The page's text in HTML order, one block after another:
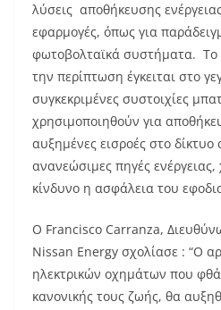
λύσεις αποθήκευσης
εφαρμογές, όπως για
φωτοβολταϊκά συστήματα. Το
την περίπτωση έγκειται στο
συγκεκριμένες συστοιχίες
χρησιμοποιηθούν για
αυξημένες εισροές στο
ανανεώσιμες πηγές ενέργειας,
κίνδυνο η ασφάλεια του
Ο Francisco Carranza,
Nissan Energy σχολίασε : “Ο
ηλεκτρικών οχημάτων που
κανονικής τους ζωής, θα